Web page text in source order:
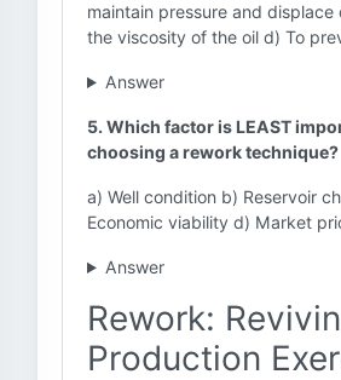
maintain pressure and displace
the viscosity of the oil d) To
Answer
5. Which factor is LEAST
choosing a rework technique?
a) Well condition b) Reservoir
Economic viability d) Market
Answer
Rework:
Production